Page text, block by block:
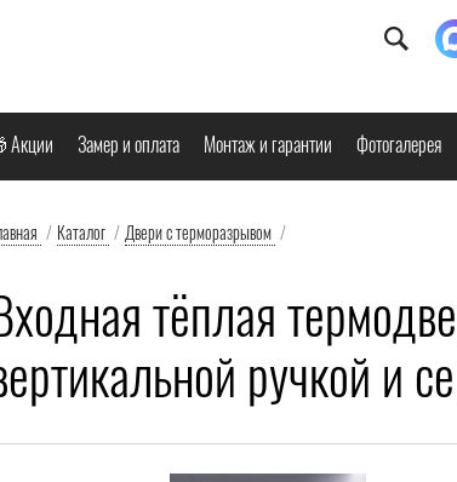
Акции Замер и оплата Монтаж и гарантии Фотогалерея
/ Каталог / Двери с терморазрывом /
тёплая
ручкой и